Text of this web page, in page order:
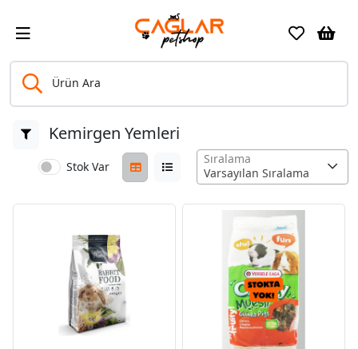
Ürün Ara
Kemirgen Yemleri
Stok Var
Sıralama
Varsayılan Sıralama